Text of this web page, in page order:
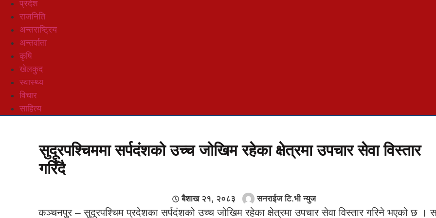
प्रदेश
राजनिति
अन्तराष्ट्रिय
अन्तर्वाता
कृषि
खेलकुद
स्वास्थ्य
विचार
साहित्य
सुदूरपश्चिममा सर्पदंशको उच्च जोखिम रहेका क्षेत्रमा उपचार सेवा विस्तार
गरिँदै
बैशाख २१, २०८३ सनराईज टि.भी न्युज
कञ्चनपुर – सुदूरपश्चिम प्रदेशका सर्पदंशको उच्च जोखिम रहेका क्षेत्रमा उपचार सेवा विस्तार गरिने भएको छ ।